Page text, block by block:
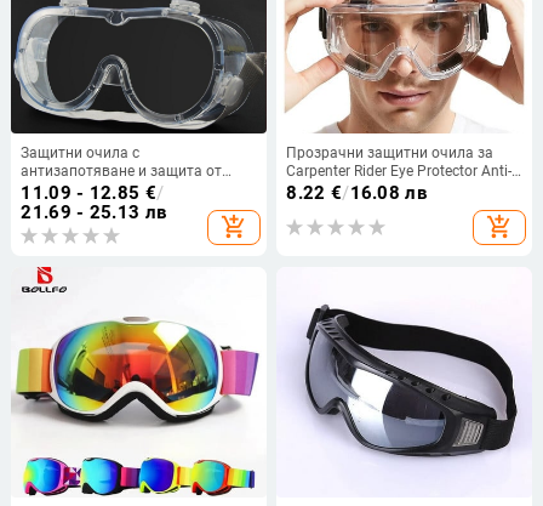
Защитни очила с
антизапотяване и защита от
прах и пръски, подходящи за
полиране и работа при
ветровити условия
11.09 - 12.85 €/
21.69 - 25.13 лв
add_shopping_cart
Прозрачни защитни очила за
Carpenter Rider Eye Protector Anti-
Splash Удароустойчиви защитни
8.22 €/16.08 лв
add_shopping_cart